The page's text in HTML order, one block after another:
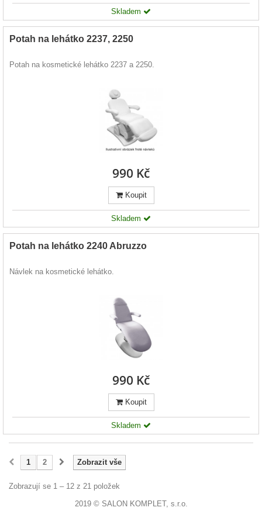
Skladem
Potah na lehátko 2237, 2250
Potah na kosmetické lehátko 2237 a 2250.
990 Kč
Koupit
Skladem
Potah na lehátko 2240 Abruzzo
Návlek na kosmetické lehátko.
990 Kč
Koupit
Skladem
Zobrazit vše
1 2
Zobrazují se 1 – 12 z 21 položek
2019 © SALON KOMPLET, s.r.o.